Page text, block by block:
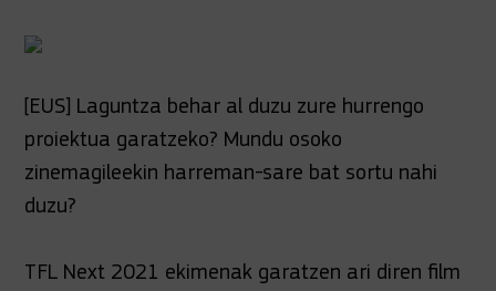
[EUS] Laguntza behar al duzu zure hurrengo
proiektua garatzeko? Mundu osoko
zinemagileekin harreman-sare bat sortu nahi
duzu?
TFL Next 2021 ekimenak garatzen ari diren film